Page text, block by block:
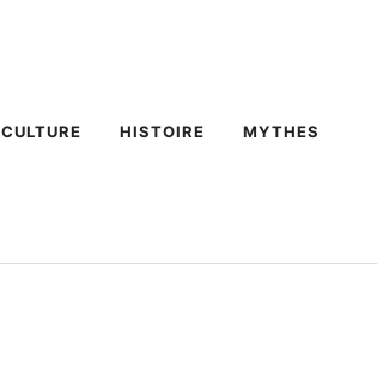
CULTURE HISTOIRE MYTHES